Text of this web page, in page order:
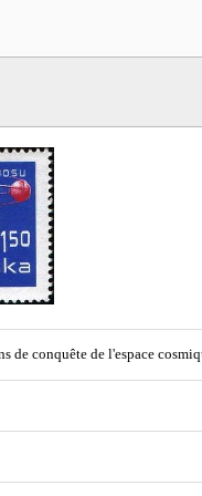
de conquête de l'espace